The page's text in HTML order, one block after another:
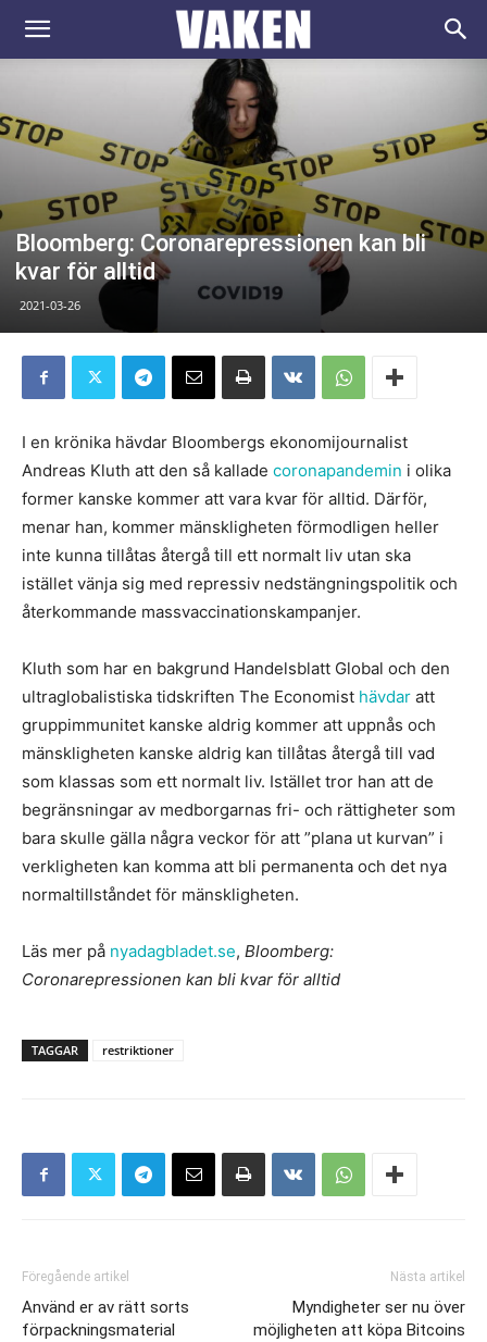
VAKEN.se
Bloomberg: Coronarepressionen kan bli
kvar för alltid
2021-03-26
I en krönika hävdar Bloombergs ekonomijournalist
Andreas Kluth att den så kallade coronapandemin i olika
former kanske kommer att vara kvar för alltid. Därför,
menar han, kommer mänskligheten förmodligen heller
inte kunna tillåtas återgå till ett normalt liv utan ska
istället vänja sig med repressiv nedstängningspolitik och
återkommande massvaccinationskampanjer.
Kluth som har en bakgrund Handelsblatt Global och den
ultraglobalistiska tidskriften The Economist hävdar att
gruppimmunitet kanske aldrig kommer att uppnås och
mänskligheten kanske aldrig kan tillåtas återgå till vad
som klassas som ett normalt liv. Istället tror han att de
begränsningar av medborgarnas fri- och rättigheter som
bara skulle gälla några veckor för att ”plana ut kurvan” i
verkligheten kan komma att bli permanenta och det nya
normaltillståndet för mänskligheten.
Läs mer på nyadagbladet.se, Bloomberg:
Coronarepressionen kan bli kvar för alltid
TAGGAR restriktioner
Föregående artikel
Använd er av rätt sorts
förpackningsmaterial
Nästa artikel
Myndigheter ser nu över
möjligheten att köpa Bitcoins